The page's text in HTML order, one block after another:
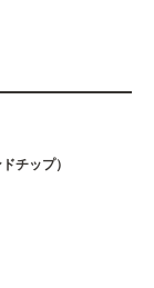
チップ）